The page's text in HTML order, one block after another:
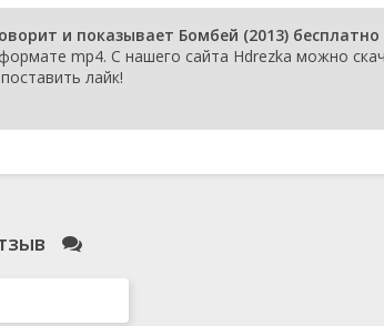
и показывает Бомбей (2013)
mp4. С нашего сайта Hdrezka можно
лайк!